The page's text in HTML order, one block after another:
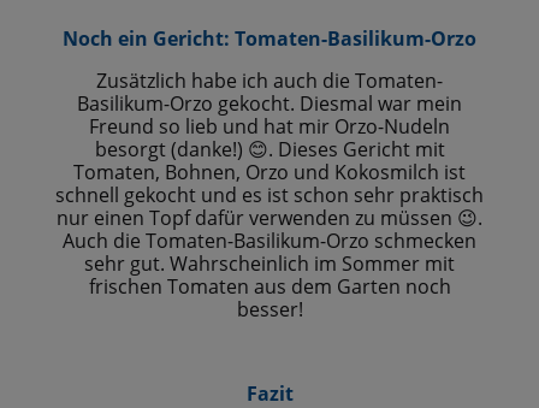
Noch ein Gericht: Tomaten-Basilikum-Orzo
Zusätzlich habe ich auch die Tomaten-
Basilikum-Orzo gekocht. Diesmal war mein
Freund so lieb und hat mir Orzo-Nudeln
besorgt (danke!) 😊. Dieses Gericht mit
Tomaten, Bohnen, Orzo und Kokosmilch ist
schnell gekocht und es ist schon sehr praktisch
nur einen Topf dafür verwenden zu müssen 😉.
Auch die Tomaten-Basilikum-Orzo schmecken
sehr gut. Wahrscheinlich im Sommer mit
frischen Tomaten aus dem Garten noch
besser!
Fazit